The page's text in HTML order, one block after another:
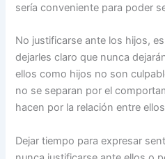
sería conveniente para poder
No justificarse ante los hijos,
dejarles claro que nunca
ellos como hijos no son
no se separan por el
hacen por la relación entre
Dejar tiempo para expresar